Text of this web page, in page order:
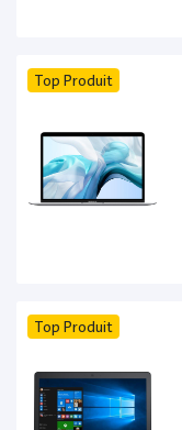
Top Produit
Top Produit